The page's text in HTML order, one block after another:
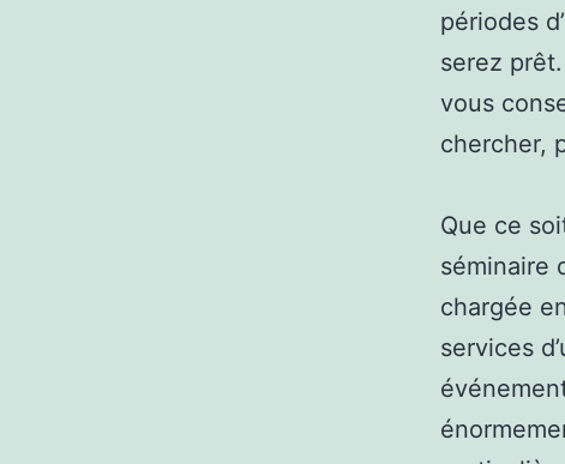
périodes
serez
vous
chercher,
Que ce
séminaire
chargée
services